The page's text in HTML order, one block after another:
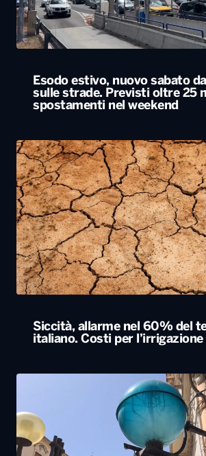
Esodo estivo, nuovo sabato
sulle strade. Previsti oltre 25
spostamenti nel weekend
Siccità, allarme nel 60% del
italiano. Costi per l’irrigazione